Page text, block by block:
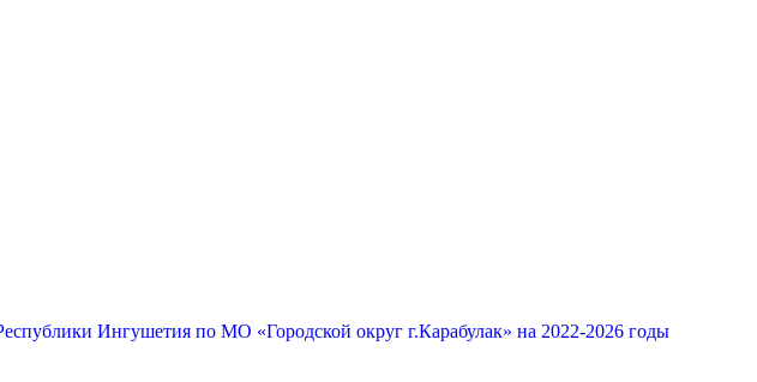
Ингушетия по МО «Городской округ г.Карабулак» на 2022-2026 годы